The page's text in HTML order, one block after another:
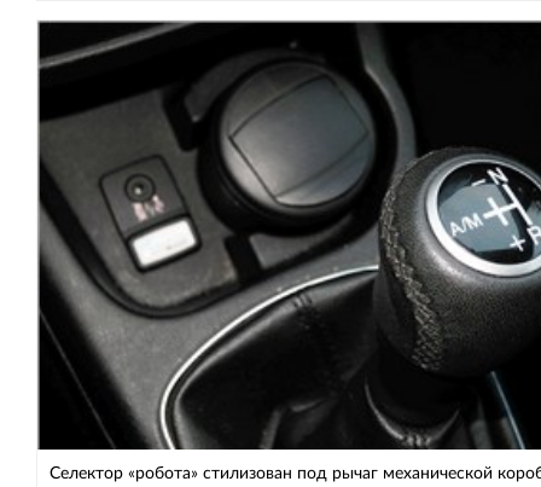
Селектор «робота» стилизован под рычаг механической